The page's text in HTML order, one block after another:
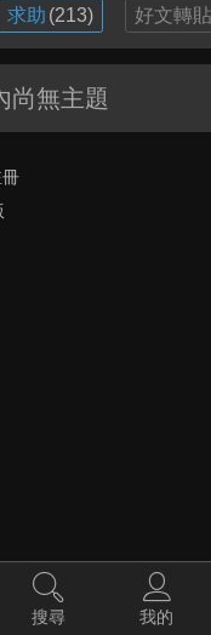
求助 (213) 好文轉
尚無主題
搜尋 我的